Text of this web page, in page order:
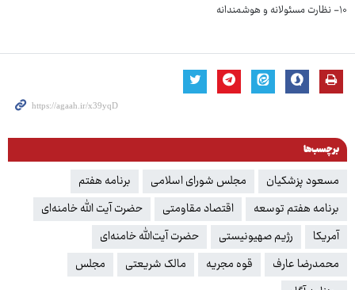
۱۰- نظارت مسئولانه و هوشمندانه
برچسب‌ها
مسعود پزشکیان مجلس شورای اسلامی
برنامه هفتم
برنامه هفتم توسعه
اقتصاد مقاومتی
حضرت آیت الله خامنه‌ای
آمریکا
رژیم صهیونیستی
حضرت آیت‌الله خامنه‌ای
محمدرضا عارف
قوه مجریه مالک شریعتی
مجلس